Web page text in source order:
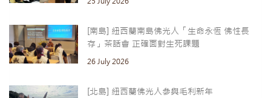
[南島] 紐西蘭南島佛光人「生命永恆 佛性長
存」茶話會 正確面對生死課題
26 July 2026
[北島] 紐西蘭佛光人參與毛利新年